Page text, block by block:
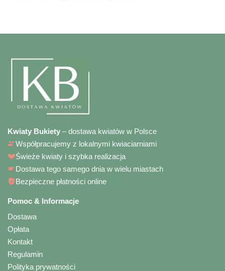
Kwiaty Bukiety – dostawa kwiatów w Polsce
Współpracujemy z lokalnymi kwiaciarniami
Świeże kwiaty i szybka realizacja
Dostawa tego samego dnia w wielu miastach
Bezpieczne płatności online
Pomoc & Informacje
Dostawa
Opłata
Kontakt
Regulamin
Polityka prywatności